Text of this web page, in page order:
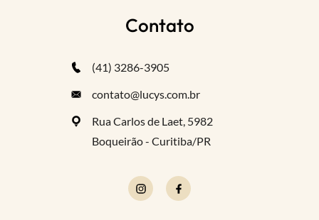
Contato
(41) 3286-3905
contato@lucys.com.br
Rua Carlos de Laet, 5982
Boqueirão - Curitiba/PR